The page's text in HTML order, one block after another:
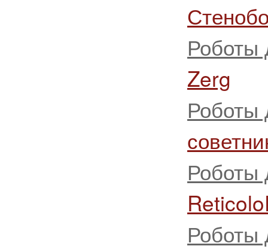
Роботы
Zerg
Роботы
Роботы
Роботы